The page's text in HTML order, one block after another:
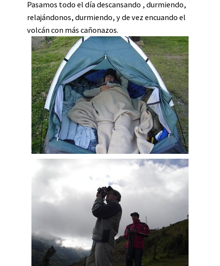
Pasamos todo el día descansando , durmiendo,
relajándonos, durmiendo, y de vez encuando el
volcán con más cañonazos.